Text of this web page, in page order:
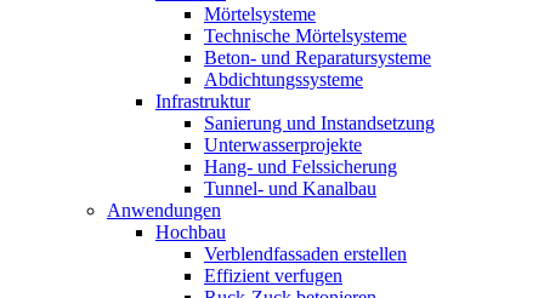
Mörtelsysteme
Technische Mörtelsysteme
Beton- und Reparatursysteme
Abdichtungssysteme
Infrastruktur
Sanierung und Instandsetzung
Unterwasserprojekte
Hang- und Felssicherung
Tunnel- und Kanalbau
Anwendungen
Hochbau
Verblendfassaden erstellen
Effizient verfugen